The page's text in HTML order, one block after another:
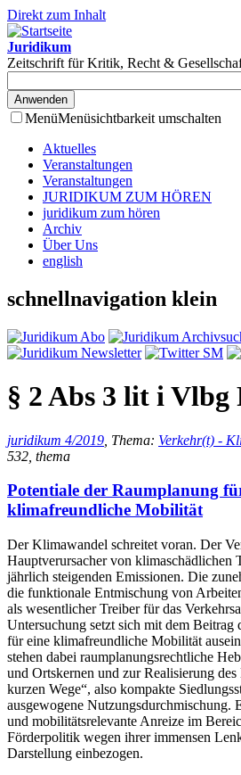
Direkt zum Inhalt
Juridikum
Zeitschrift für Kritik, Recht &
MenüMenüsichtbarkeit umschalten
Aktuelles
Veranstaltungen
Veranstaltungen
JURIDIKUM ZUM HÖREN
juridikum zum hören
Archiv
Über Uns
english
schnellnavigation klein
§ 2 Abs 3 lit i Vlbg
juridikum 4/2019 , Thema: Verkehr(t) -
532, thema
Potentiale der Raumplanung
klimafreundliche Mobilität
Der Klimawandel schreitet voran. Der
Hauptverursacher von klimaschädlichen
jährlich steigenden Emissionen. Die
die funktionale Entmischung von
als wesentlicher Treiber für das
Untersuchung setzt sich mit dem Beitrag
für eine klimafreundliche Mobilität
stehen dabei raumplanungsrechtliche
und Ortskernen und zur Realisierung
kurzen Wege“, also kompakte
ausgewogene Nutzungsdurchmischung.
und mobilitätsrelevante Anreize im
Förderpolitik wegen ihrer immensen
Darstellung einbezogen.